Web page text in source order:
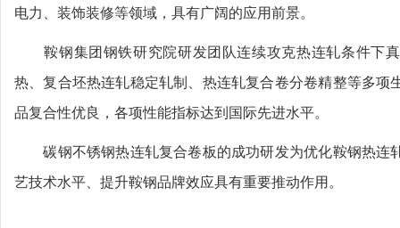
电力、装饰装修等领域，具有广阔的应用前景。
鞍钢集团钢铁研究院研发团队连续攻克热连轧条件下
热、复合坯热连轧稳定轧制、热连轧复合卷分卷精整等多项
品复合性优良，各项性能指标达到国际先进水平。
碳钢不锈钢热连轧复合卷板的成功研发为优化鞍钢热连
艺技术水平、提升鞍钢品牌效应具有重要推动作用。